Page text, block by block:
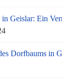
in Geislar: Ein
Dorfbaums in